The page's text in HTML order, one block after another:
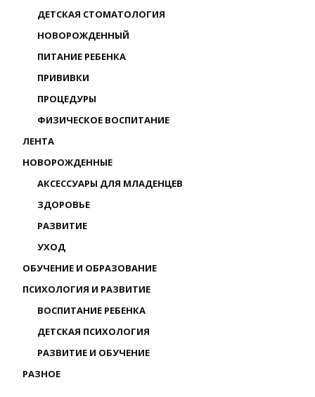
ДЕТСКАЯ СТОМАТОЛОГИЯ
НОВОРОЖДЕННЫЙ
ПИТАНИЕ РЕБЕНКА
ПРИВИВКИ
ПРОЦЕДУРЫ
ФИЗИЧЕСКОЕ ВОСПИТАНИЕ
ЛЕНТА
НОВОРОЖДЕННЫЕ
АКСЕССУАРЫ ДЛЯ МЛАДЕНЦЕВ
ЗДОРОВЬЕ
РАЗВИТИЕ
УХОД
ОБУЧЕНИЕ И ОБРАЗОВАНИЕ
ПСИХОЛОГИЯ И РАЗВИТИЕ
ВОСПИТАНИЕ РЕБЕНКА
ДЕТСКАЯ ПСИХОЛОГИЯ
РАЗВИТИЕ И ОБУЧЕНИЕ
РАЗНОЕ